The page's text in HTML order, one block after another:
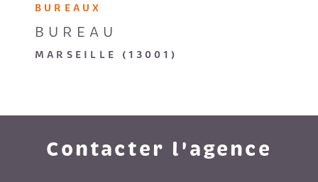
BUREAUX
BUREAU
MARSEILLE (13001)
Contacter l'agence